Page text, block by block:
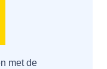
met de